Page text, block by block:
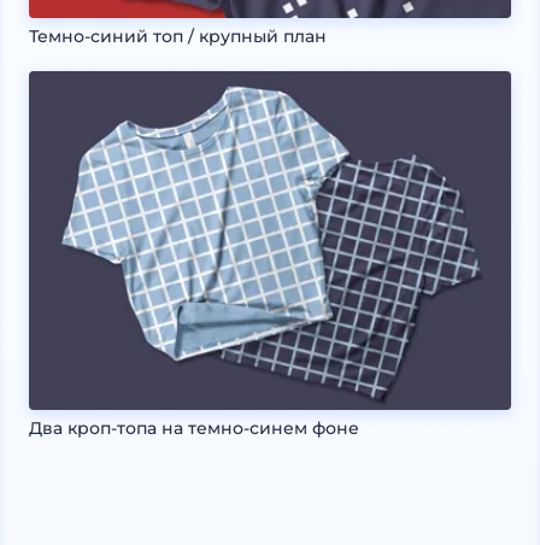
Темно-синий топ / крупный план
Два кроп-топа на темно-синем фоне